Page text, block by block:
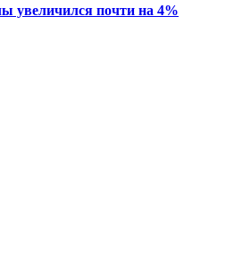
увеличился почти на 4%